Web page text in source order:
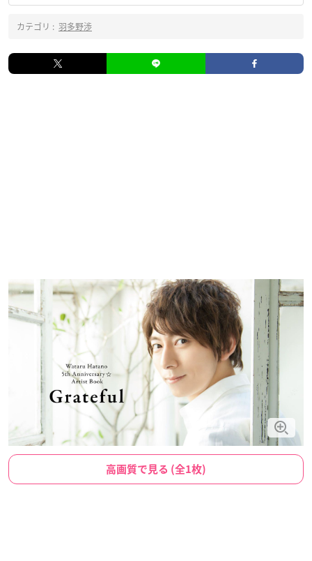
カテゴリ : 羽多野渉
高画質で見る (全1枚)